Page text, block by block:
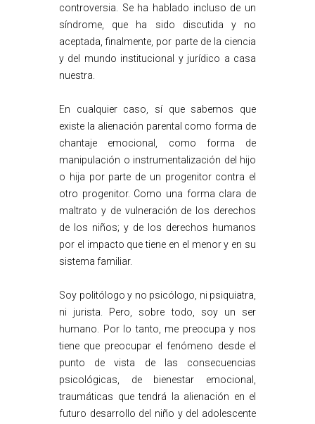
controversia. Se ha hablado incluso de un
síndrome, que ha sido discutida y no
aceptada, finalmente, por parte de la ciencia
y del mundo institucional y jurídico a casa
nuestra.
En cualquier caso, sí que sabemos que
existe la alienación parental como forma de
chantaje emocional, como forma de
manipulación o instrumentalización del hijo
o hija por parte de un progenitor contra el
otro progenitor. Como una forma clara de
maltrato y de vulneración de los derechos
de los niños; y de los derechos humanos
por el impacto que tiene en el menor y en su
sistema familiar.
Soy politólogo y no psicólogo, ni psiquiatra,
ni jurista. Pero, sobre todo, soy un ser
humano. Por lo tanto, me preocupa y nos
tiene que preocupar el fenómeno desde el
punto de vista de las consecuencias
psicológicas, de bienestar emocional,
traumáticas que tendrá la alienación en el
futuro desarrollo del niño y del adolescente